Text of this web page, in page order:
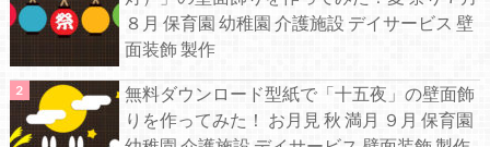
８月 保育園 幼稚園 介護施設 デイサービス 壁
面装飾 製作
無料ダウンロード型紙で「十五夜」の壁面飾
りを作ってみた！ お月見 秋 満月 ９月 保育園